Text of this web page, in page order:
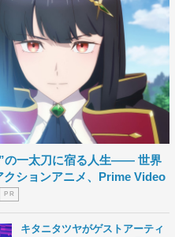
の一太刀に宿る人生―― 世界
クションアニメ、Prime Video
P R
キタニタツヤがゲストアーティ